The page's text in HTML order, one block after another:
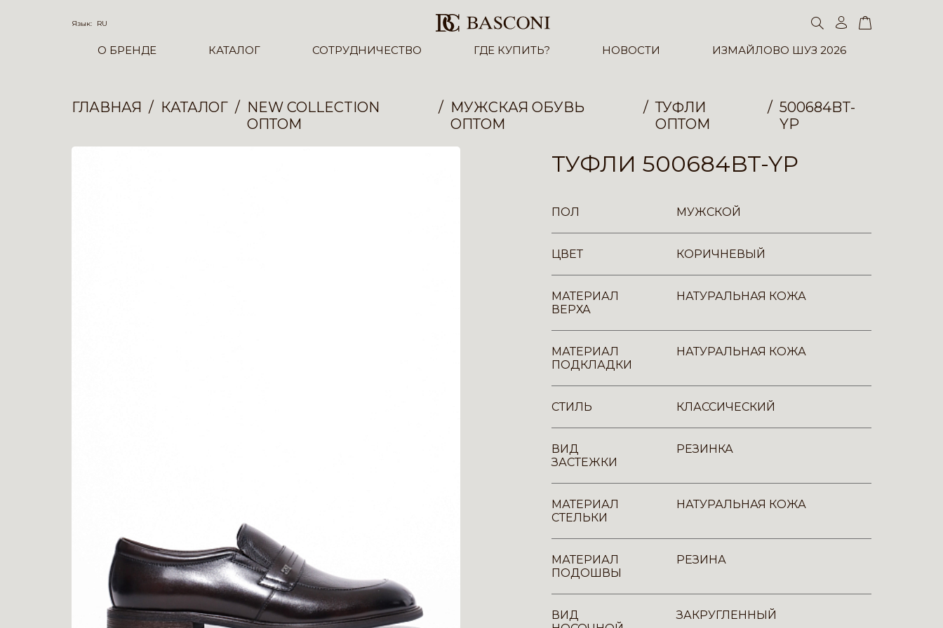
Язык: RU
О БРЕНДЕ КАТАЛОГ СОТРУДНИЧЕСТВО ГДЕ КУПИТЬ? НОВОСТИ ИЗМАЙЛОВО ШУЗ 2026
ГЛАВНАЯ КАТАЛОГ
NEW COLLECTION
ОПТОМ
МУЖСКАЯ ОБУВЬ
ОПТОМ
ТУФЛИ
ОПТОМ
500684BT-
YP
ТУФЛИ 500684BT-YP
ПОЛ МУЖСКОЙ
ЦВЕТ КОРИЧНЕВЫЙ
МАТЕРИАЛ
ВЕРХА
НАТУРАЛЬНАЯ КОЖА
МАТЕРИАЛ
ПОДКЛАДКИ
НАТУРАЛЬНАЯ КОЖА
СТИЛЬ КЛАССИЧЕСКИЙ
ВИД
ЗАСТЕЖКИ
РЕЗИНКА
МАТЕРИАЛ
СТЕЛЬКИ
НАТУРАЛЬНАЯ КОЖА
МАТЕРИАЛ
ПОДОШВЫ
РЕЗИНА
ВИД
ЗАКРУГЛЕННЫЙ